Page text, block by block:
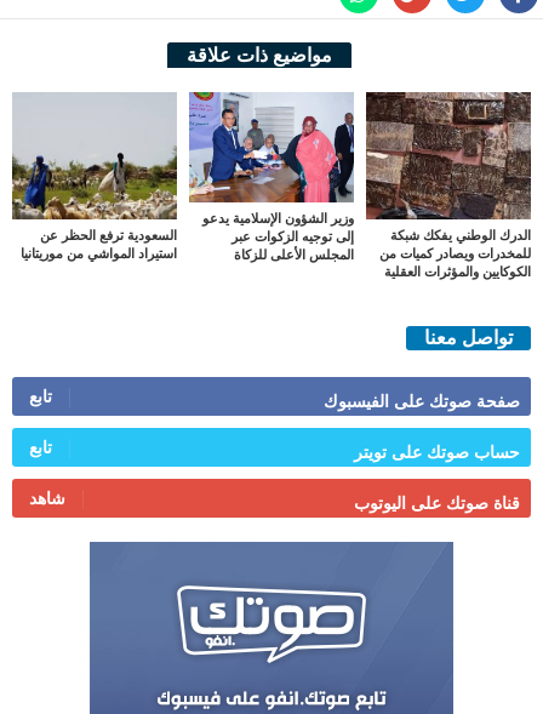
مواضيع ذات علاقة
الدرك الوطني يفكك شبكة
للمخدرات ويصادر كميات من
الكوكايين والمؤثرات العقلية
وزير الشؤون الإسلامية يدعو
إلى توجيه الزكوات عبر
المجلس الأعلى للزكاة
السعودية ترفع الحظر عن
استيراد المواشي من موريتانيا
تواصل معنا
صفحة صوتك على الفيسبوك تابع
حساب صوتك على تويتر تابع
قناة صوتك على اليوتوب شاهد